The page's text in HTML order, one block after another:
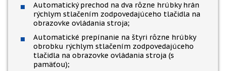
Automatický prechod na dva rôzne hrúbky hrán
rýchlym stlačením zodpovedajúceho tlačidla na
obrazovke ovládania stroja;
Automatické prepínanie na štyri rôzne hrúbky
obrobku rýchlym stlačením zodpovedajúceho
tlačidla na obrazovke ovládania stroja (s
pamäťou);